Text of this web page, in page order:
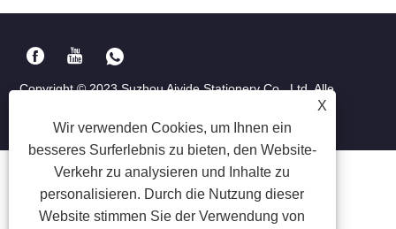
X
Wir verwenden Cookies, um Ihnen ein
besseres Surferlebnis zu bieten, den Website-
Verkehr zu analysieren und Inhalte zu
personalisieren. Durch die Nutzung dieser
Website stimmen Sie der Verwendung von
Copyright © 2023 Suzhou Aiyide Stationery Co., Ltd. Alle